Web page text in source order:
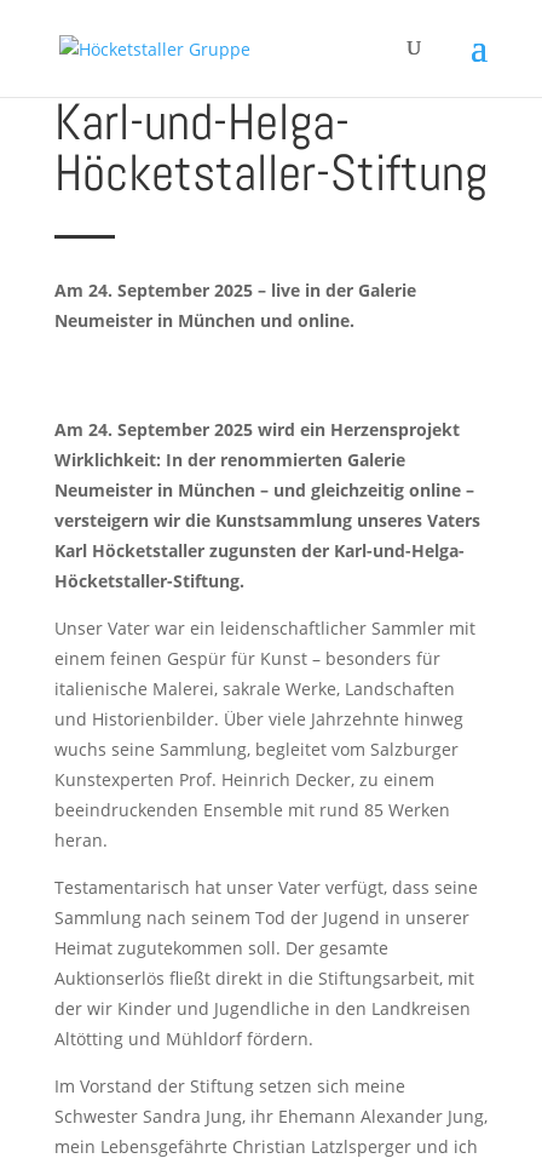
Benefizauktion für die
Karl-und-Helga-
Höcketstaller-Stiftung
Am 24. September 2025 – live in der Galerie
Neumeister in München und online.
Am 24. September 2025 wird ein Herzensprojekt
Wirklichkeit: In der renommierten Galerie
Neumeister in München – und gleichzeitig online –
versteigern wir die Kunstsammlung unseres Vaters
Karl Höcketstaller zugunsten der Karl-und-Helga-
Höcketstaller-Stiftung.
Unser Vater war ein leidenschaftlicher Sammler mit
einem feinen Gespür für Kunst – besonders für
italienische Malerei, sakrale Werke, Landschaften
und Historienbilder. Über viele Jahrzehnte hinweg
wuchs seine Sammlung, begleitet vom Salzburger
Kunstexperten Prof. Heinrich Decker, zu einem
beeindruckenden Ensemble mit rund 85 Werken
heran.
Testamentarisch hat unser Vater verfügt, dass seine
Sammlung nach seinem Tod der Jugend in unserer
Heimat zugutekommen soll. Der gesamte
Auktionserlös fließt direkt in die Stiftungsarbeit, mit
der wir Kinder und Jugendliche in den Landkreisen
Altötting und Mühldorf fördern.
Im Vorstand der Stiftung setzen sich meine
Schwester Sandra Jung, ihr Ehemann Alexander Jung,
mein Lebensgefährte Christian Latzlsperger und ich